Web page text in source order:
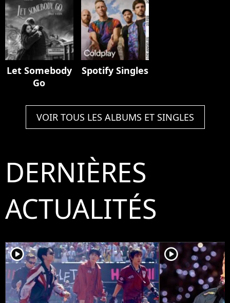
Let Somebody
Go
Spotify Singles
VOIR TOUS LES ALBUMS ET SINGLES
DERNIÈRES
ACTUALITÉS
player2 player2